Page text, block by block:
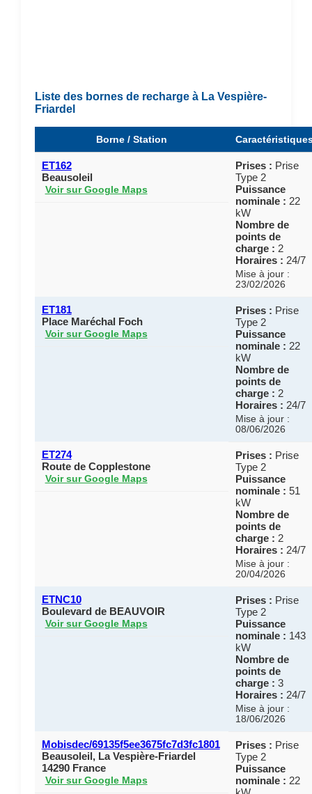
Liste des bornes de recharge à La Vespière-
Friardel
Borne / Station
ET162
Beausoleil
Voir sur Google Maps
Prises : Prise
Type 2
Puissance
nominale : 22
kW
Nombre de
points de
charge : 2
Horaires : 24/7
Mise à jour :
23/02/2026
ET181
Place Maréchal Foch
Voir sur Google Maps
Prises : Prise
Type 2
Puissance
nominale : 22
kW
Nombre de
points de
charge : 2
Horaires : 24/7
Mise à jour :
08/06/2026
ET274
Route de Copplestone
Voir sur Google Maps
Prises : Prise
Type 2
Puissance
nominale : 51
kW
Nombre de
points de
charge : 2
Horaires : 24/7
Mise à jour :
20/04/2026
ETNC10
Boulevard de BEAUVOIR
Voir sur Google Maps
Prises : Prise
Type 2
Puissance
nominale : 143
kW
Nombre de
points de
charge : 3
Horaires : 24/7
Mise à jour :
18/06/2026
Mobisdec/69135f5ee3675fc7d3fc1801
Beausoleil, La Vespière-Friardel
14290 France
Voir sur Google Maps
Prises : Prise
Type 2
Puissance
nominale : 22